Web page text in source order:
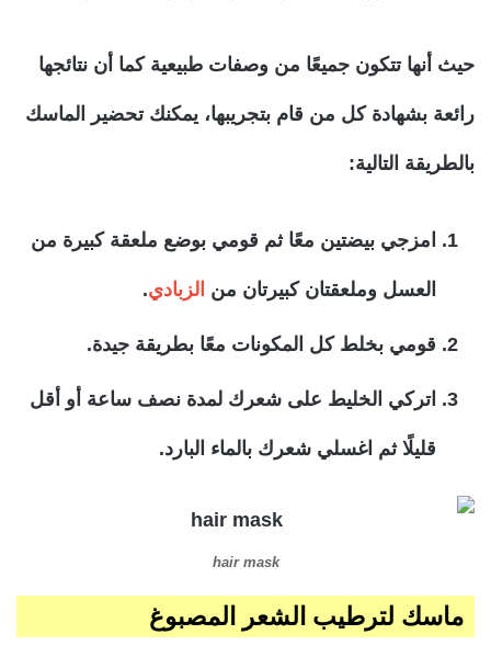
حيث أنها تتكون جميعًا من وصفات طبيعية كما أن نتائجها
رائعة بشهادة كل من قام بتجريبها، يمكنك تحضير الماسك
بالطريقة التالية:
امزجي بيضتين معًا ثم قومي بوضع ملعقة كبيرة من
العسل وملعقتان كبيرتان من الزبادي.
قومي بخلط كل المكونات معًا بطريقة جيدة.
اتركي الخليط على شعرك لمدة نصف ساعة أو أقل
قليلًا ثم اغسلي شعرك بالماء البارد.
hair mask
ماسك لترطيب الشعر المصبوغ